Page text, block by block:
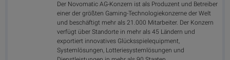
Der Novomatic AG-Konzern ist als Produzent und Betreiber
einer der größten Gaming-Technologiekonzerne der Welt
und beschäftigt mehr als 21.000 Mitarbeiter. Der Konzern
verfügt über Standorte in mehr als 45 Ländern und
exportiert innovatives Glücksspielequipment,
Systemlösungen, Lotteriesystemlösungen und